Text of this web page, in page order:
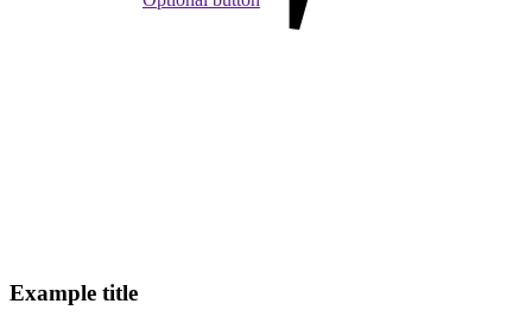
Example title